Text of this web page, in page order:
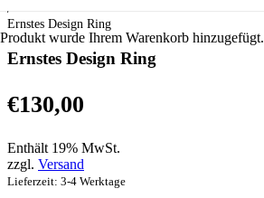
Produkt wurde Ihrem Warenkorb hinzugefügt.
/
Ernstes Design Ring
Ernstes Design Ring
€130,00
Enthält 19% MwSt.
zzgl. Versand
Lieferzeit: 3-4 Werktage